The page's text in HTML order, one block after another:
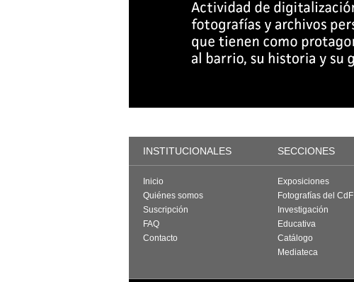
INSTITUCIONALES SECCIONES
Inicio
Quiénes somos
Suscripción
FAQ
Contacto
Exposiciones
Fotografías del CdF
Investigación
Educativa
Catálogo
Mediateca